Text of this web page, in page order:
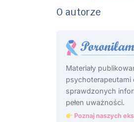
O autorze
Materiały
psychoterapeutami
sprawdzonych
pełen uważności.
Poznaj naszych